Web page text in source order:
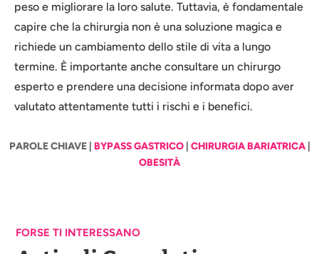
peso e migliorare la loro salute. Tuttavia, è fondamentale
capire che la chirurgia non è una soluzione magica e
richiede un cambiamento dello stile di vita a lungo
termine. È importante anche consultare un chirurgo
esperto e prendere una decisione informata dopo aver
valutato attentamente tutti i rischi e i benefici.
PAROLE CHIAVE | BYPASS GASTRICO| CHIRURGIA BARIATRICA|
OBESITÀ
FORSE TI INTERESSANO